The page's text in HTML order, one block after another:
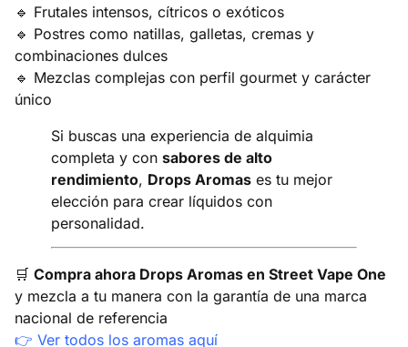
🔹 Frutales intensos, cítricos o exóticos
🔹 Postres como natillas, galletas, cremas y
combinaciones dulces
🔹 Mezclas complejas con perfil gourmet y carácter
único
Si buscas una experiencia de alquimia
completa y con sabores de alto
rendimiento, Drops Aromas es tu mejor
elección para crear líquidos con
personalidad.
🛒 Compra ahora Drops Aromas en Street Vape One
y mezcla a tu manera con la garantía de una marca
nacional de referencia
👉 Ver todos los aromas aquí